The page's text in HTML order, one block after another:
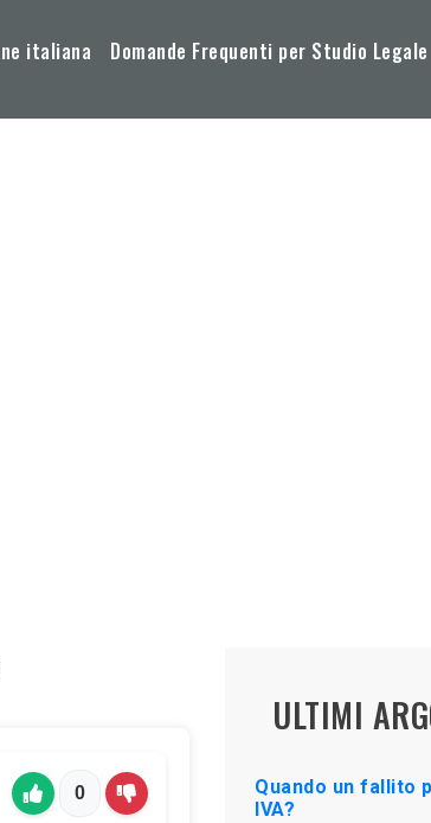
italiana Domande Frequenti per Studio Legale
0
ULTIMI
Quando un fallito
IVA?